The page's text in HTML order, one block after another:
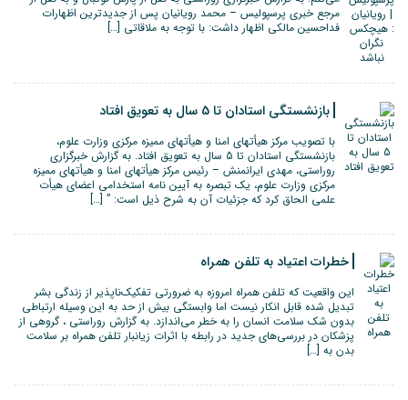
مرجع خبری پرسپولیس – محمد رویانیان پس از جدیدترین اظهارات
فداحسین مالکی اظهار داشت: با توجه به ملاقاتی […]
بازنشستگی استادان تا 5 سال به تعویق افتاد
با تصویب مرکز هیأتهای امنا و هیأتهای ممیزه مرکزی وزارت علوم،
بازنشستگی استادان تا 5 سال به تعویق افتاد. به گزارش خبرگزاری
روراستی، مهدی ایرانمنش – رئیس مرکز هیأتهای امنا و هیأتهای ممیزه
مرکزی وزارت علوم، یک تبصره به آیین نامه استخدامی اعضای هیأت
علمی الحاق کرد که جزئیات آن به شرح ذیل است: ” […]
خطرات اعتیاد به تلفن همراه
این واقعیت که تلفن همراه امروزه به ضرورتی تفکیک‌ناپذیر از زندگی بشر
تبدیل شده قابل انکار نیست اما وابستگی بیش از حد به این وسیله ارتباطی
بدون شک سلامت انسان را به خطر می‌اندازد. به گزارش روراستی ، گروهی از
پزشکان در بررسی‌های جدید در رابطه با اثرات زیانبار تلفن همراه بر سلامت
بدن به […]